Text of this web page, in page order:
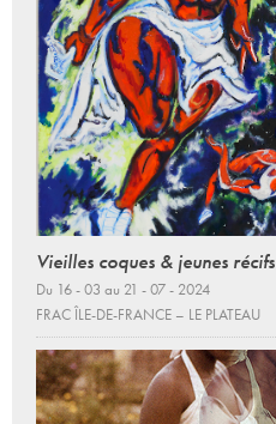
Vieilles coques & jeunes récifs
Du 16 - 03 au 21 - 07 - 2024
FRAC ÎLE-DE-FRANCE – LE PLATEAU